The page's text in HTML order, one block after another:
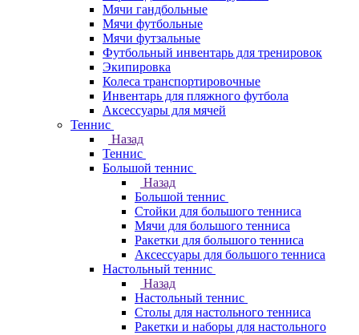
Мячи гандбольные
Мячи футбольные
Мячи футзальные
Футбольный инвентарь для тренировок
Экипировка
Колеса транспортировочные
Инвентарь для пляжного футбола
Аксессуары для мячей
Теннис
Назад
Теннис
Большой теннис
Назад
Большой теннис
Стойки для большого тенниса
Мячи для большого тенниса
Ракетки для большого тенниса
Аксессуары для большого тенниса
Настольный теннис
Назад
Настольный теннис
Столы для настольного тенниса
Ракетки и наборы для настольного